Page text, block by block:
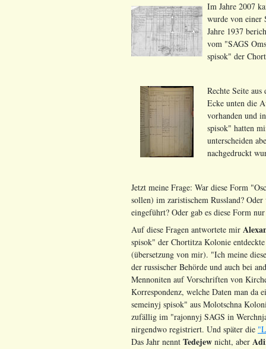
Im Jahre 2007
wurde von einer
Jahre 1937
vom "SAGS
spisok" der
Rechte Seite
Ecke unten die
vorhanden und
spisok" hatten
unterscheiden
nachgedruckt
Jetzt meine Frage: War diese Form
sollen) im zaristischem Russland?
eingeführt? Oder gab es diese Form
Auf diese Fragen antwortete mir
spisok" der Chortitza Kolonie
(übersetzung von mir). "Ich meine
der russischer Behörde und auch bei
Mennoniten auf Vorschriften von
Korrespondenz, welche Daten man da
semeinyj spisok" aus Molotschna
zufällig im "rajonnyj SAGS in
nirgendwo registriert. Und später die
Das Jahr nennt Tedejew nicht, aber